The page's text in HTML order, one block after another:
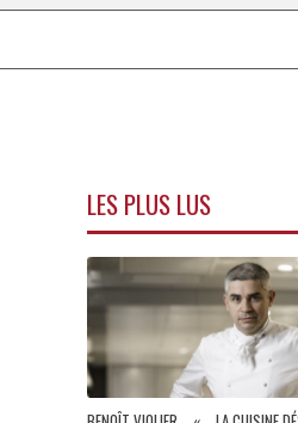
LES PLUS LUS